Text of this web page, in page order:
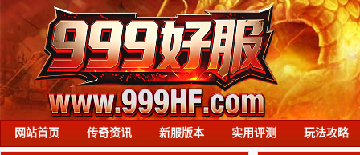
网站首页 传奇资讯 新服版本 实用评测 玩法攻略